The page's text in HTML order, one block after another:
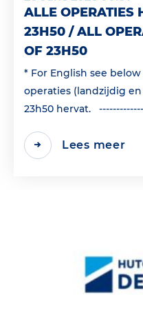
ALLE OPERATIES
23H50 / ALL
OF 23H50
* For English see
operaties (landzijdig
23h50 hervat.
Lees meer